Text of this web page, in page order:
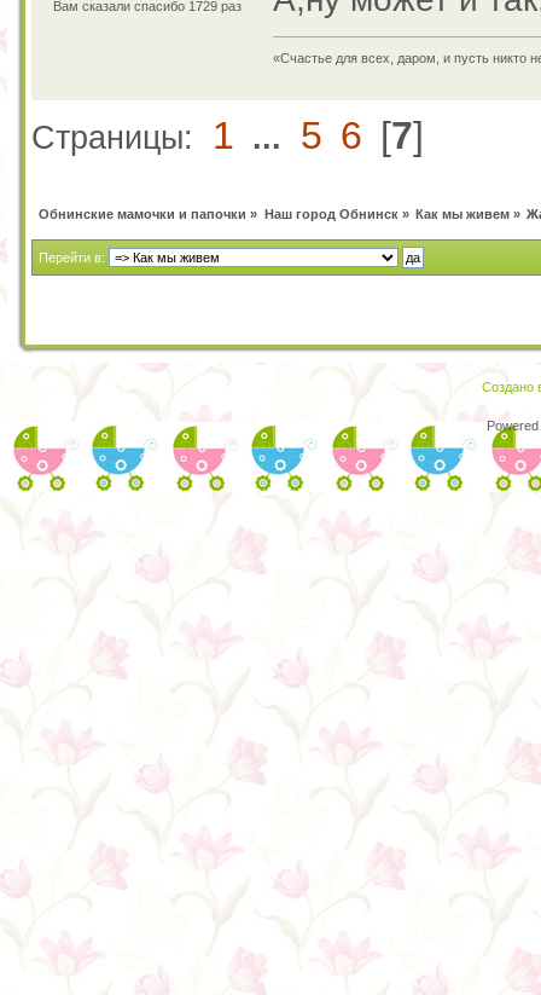
Вам сказали спасибо 1729 раз
«Счастье для всех, даром, и пусть никто
Страницы: 1 ... 5 6 [7]
Обнинские мамочки и папочки » Наш город Обнинск» Как мы живем»
Перейти в:
Создано